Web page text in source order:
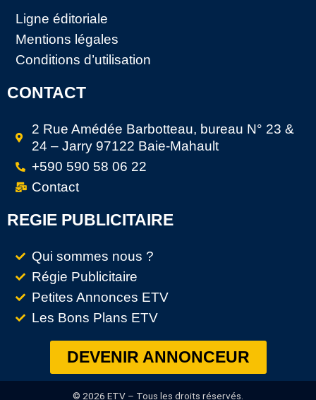
Ligne éditoriale
Mentions légales
Conditions d’utilisation
CONTACT
2 Rue Amédée Barbotteau, bureau N° 23 &
24 – Jarry 97122 Baie-Mahault
+590 590 58 06 22
Contact
REGIE PUBLICITAIRE
Qui sommes nous ?
Régie Publicitaire
Petites Annonces ETV
Les Bons Plans ETV
DEVENIR ANNONCEUR
© 2026 ETV – Tous les droits réservés.